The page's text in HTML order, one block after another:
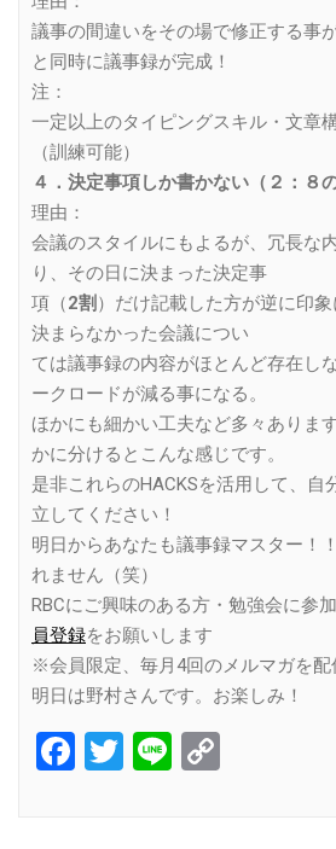
議事の間違いをその場で修正する事
と同時に議事録が完成！
注：
一定以上のタイピングスキル・文章
（訓練可能）
４．決定事項しか書かない（２：８
理由：
会議のスタイルにもよるが、冗長な
り、その日に決まった決定事
項（2割 ）だけ記載した方が逆に印
決まらなかった会議につい
ては議事録の内容がほとんど存在し
ークロードが減る事になる。
ほかにも細かい工夫など多々ありま
かに分けるとこんな感じです。
是非これらのHACKSを活用して、自
立してください！
明日からあなたも議事録マスター
れません（笑）
RBCにご興味のある方・勉強会に参
員登録をお願いします
※会員限定、毎月4回のメルマガを配
明日は野村さんです。お楽しみ！
Facebook
Twitter
Line